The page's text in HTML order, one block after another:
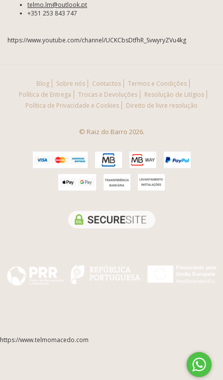
telmo.lm@outlook.pt
+351 253 843 747
https://www.youtube.com/channel/UCKCbsDtfhR_SvwyryZVu4kg
Blog Sobre nós Contactos
Termos e Condições
Política de Entrega
Trocas e Devoluções
Resolução de Litígios
Política de Privacidade e Cookies
Direito de livre resolução
© Raiz do Barro 2026.
https://www.telmomacedo.com